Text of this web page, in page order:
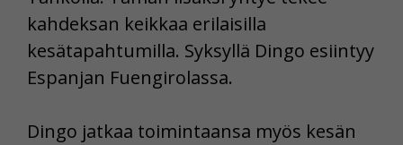
kahdeksan keikkaa erilaisilla
kesätapahtumilla. Syksyllä Dingo esiintyy
Espanjan Fuengirolassa.
Dingo jatkaa toimintaansa myös kesän